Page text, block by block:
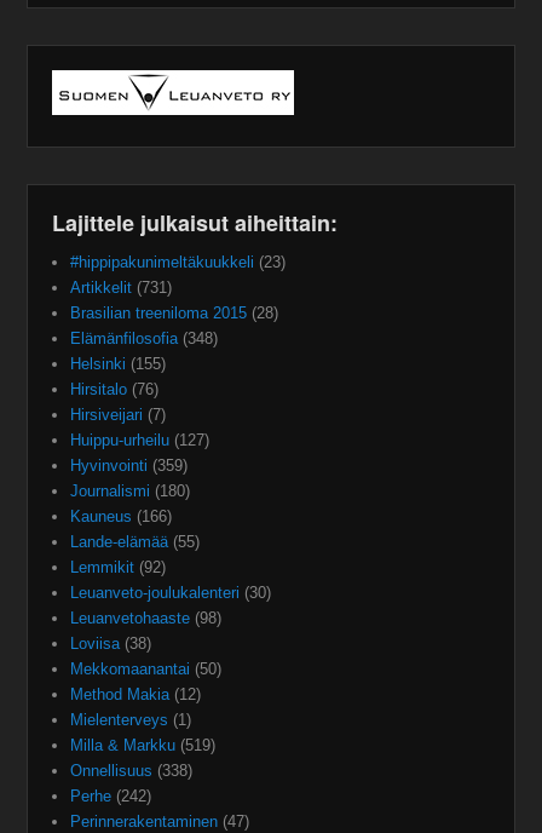
Lajittele julkaisut aiheittain:
#hippipakunimeltäkuukkeli (23)
Artikkelit (731)
Brasilian treeniloma 2015 (28)
Elämänfilosofia(348)
Helsinki (155)
Hirsitalo (76)
Hirsiveijari (7)
Huippu-urheilu (127)
Hyvinvointi (359)
Journalismi (180)
Kauneus (166)
Lande-elämää(55)
Lemmikit (92)
Leuanveto-joulukalenteri (30)
Leuanvetohaaste (98)
Loviisa(38)
Mekkomaanantai (50)
Method Makia(12)
Mielenterveys (1)
Milla & Markku (519)
Onnellisuus (338)
Perhe (242)
Perinnerakentaminen (47)